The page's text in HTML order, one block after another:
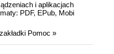
i aplikacjach
PDF, EPub, Mobi
Pomoc »